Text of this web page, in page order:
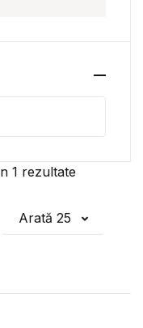
1 rezultate
Arată 25